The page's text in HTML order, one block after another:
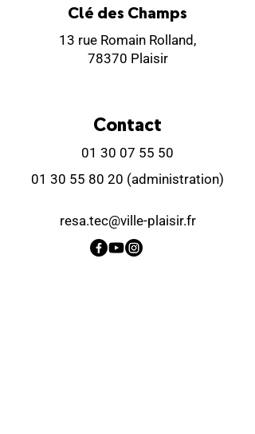
Clé des Champs
13 rue Romain Rolland,
78370 Plaisir
Contact
01 30 07 55 50
01 30 55 80 20 (administration)
resa.tec@ville-plaisir.fr